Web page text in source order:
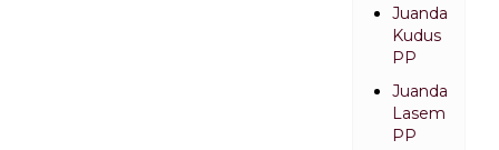
Juanda
Kudus
PP
Juanda
Lasem
PP